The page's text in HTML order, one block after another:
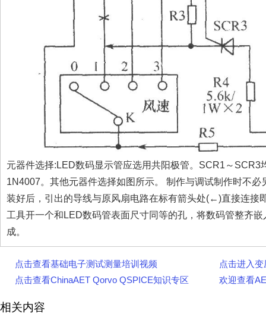
元器件选择:LED数码显示管应选用共阳极管。SCR1～
1N4007。其他元器件选择如图所示。 制作与调试制作时不
装好后，引出的导线与原风扇电路在标有箭头处(←)直接连接
工具开一个和LED数码管表面尺寸同等的孔，将数码管整齐
成。
点击查看基础电子测试测量培训视频
点击进入
点击查看ChinaAET Qorvo QSPICE知识专区
欢迎查看
相关内容